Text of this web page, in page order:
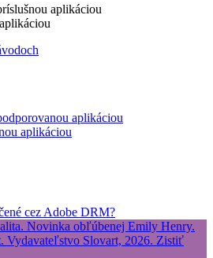
aplikáciou
aplikáciou
aplikáciou
cez Adobe DRM?